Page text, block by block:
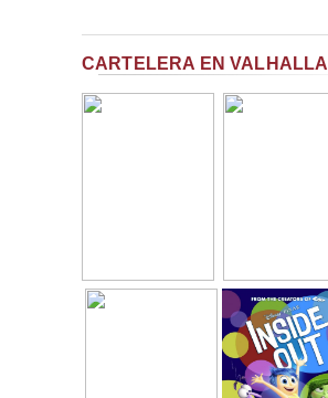
CARTELERA EN VALHALLA